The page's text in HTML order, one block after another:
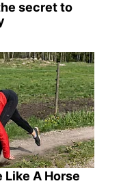
secret to
Like A Horse